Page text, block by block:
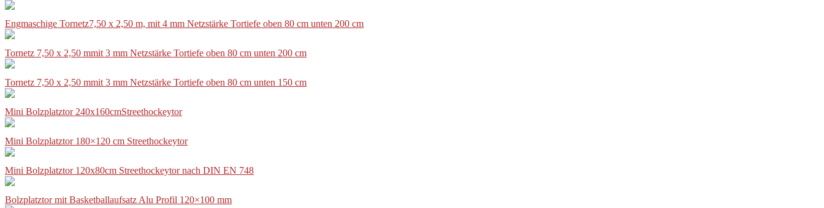
Engmaschige Tornetz7,50 x 2,50 m, mit 4 mm Netzstärke Tortiefe oben 80 cm unten 200 cm
Tornetz 7,50 x 2,50 mmit 3 mm Netzstärke Tortiefe oben 80 cm unten 200 cm
Tornetz 7,50 x 2,50 mmit 3 mm Netzstärke Tortiefe oben 80 cm unten 150 cm
Mini Bolzplatztor 240x160cmStreethockeytor
Mini Bolzplatztor 180×120 cm Streethockeytor
Mini Bolzplatztor 120x80cm Streethockeytor nach DIN EN 748
Bolzplatztor mit Basketballaufsatz Alu Profil 120×100 mm